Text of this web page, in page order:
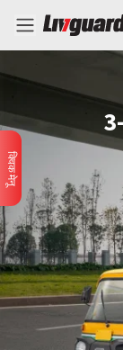
क्विक मेनू